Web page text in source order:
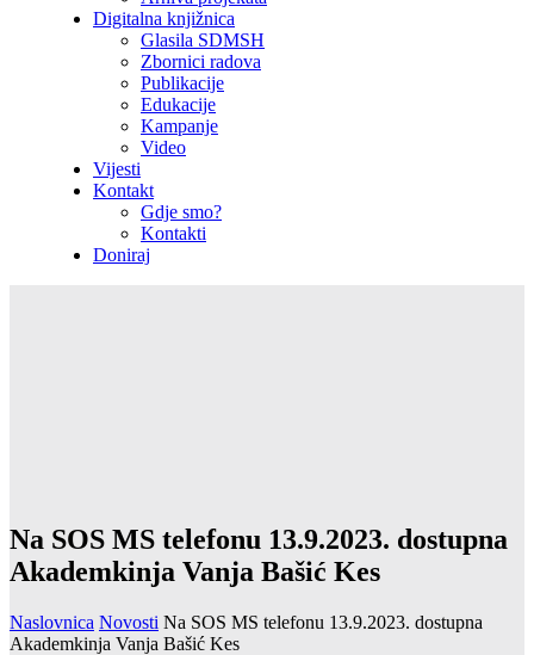
Digitalna knjižnica
Glasila SDMSH
Zbornici radova
Publikacije
Edukacije
Kampanje
Video
Vijesti
Kontakt
Gdje smo?
Kontakti
Doniraj
Na SOS MS telefonu 13.9.2023. dostupna
Akademkinja Vanja Bašić Kes
Naslovnica Novosti Na SOS MS telefonu 13.9.2023. dostupna
Akademkinja Vanja Bašić Kes